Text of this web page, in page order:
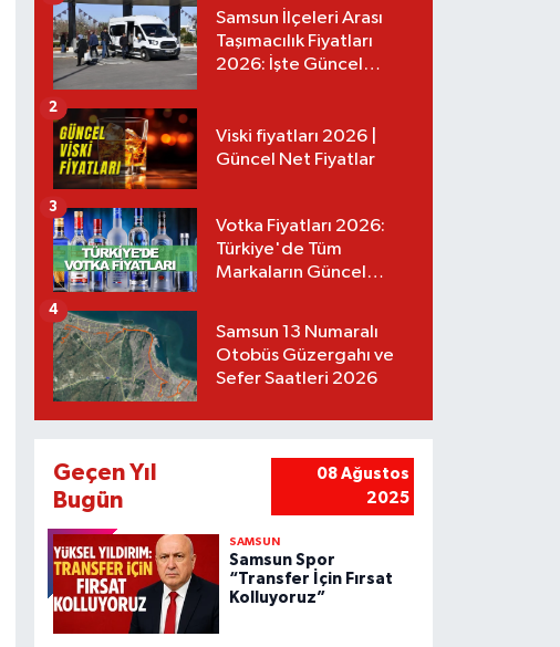
Samsun İlçeleri Arası
Taşımacılık Fiyatları
2026: İşte Güncel
Viski fiyatları 2026 |
Güncel Net Fiyatlar
2
Votka Fiyatları 2026:
Türkiye'de Tüm
Markaların Güncel
3
Samsun 13 Numaralı
Otobüs Güzergahı ve
Sefer Saatleri 2026
4
Geçen Yıl
Bugün
08 Ağustos
2025
SAMSUN
Samsun Spor
“Transfer İçin Fırsat
Kolluyoruz”